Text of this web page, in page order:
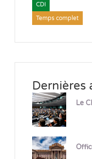
CDI
Temps complet
Dernières
Le